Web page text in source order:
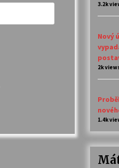
3.2k
Nový
2k
1.4k